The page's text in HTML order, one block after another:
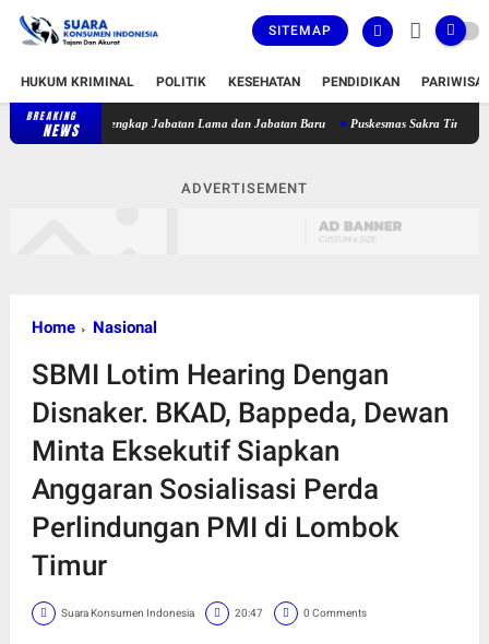
SITEMAP
HUKUM KRIMINAL POLITIK KESEHATAN PENDIDIKAN
BREAKING
NEWS Bupati Lombok Timur Lantik 36 Pejabat, Berikut Daftar Lengkap
ADVERTISEMENT
Home Nasional
SBMI Lotim Hearing Dengan
Disnaker. BKAD, Bappeda, Dewan
Minta Eksekutif Siapkan
Anggaran Sosialisasi Perda
Perlindungan PMI di Lombok
Timur
Suara Konsumen Indonesia 20:47 0 Comments